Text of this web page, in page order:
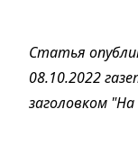
Статья
08.10.2022
заголовком